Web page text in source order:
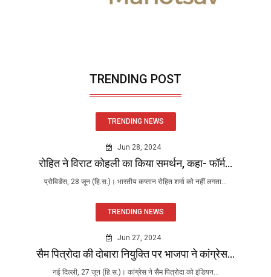
TRENDING POST
TRENDING NEWS
Jun 28, 2024
रोहित ने विराट कोहली का किया समर्थन, कहा- फॉर्म...
प्रोविडेंस, 28 जून (हि.स.)। भारतीय कप्तान रोहित शर्मा को नहीं लगता...
TRENDING NEWS
Jun 27, 2024
सैम पित्रोदा की दोबारा नियुक्ति पर भाजपा ने कांग्रेस...
नई दिल्ली, 27 जून (हि.स.)। कांग्रेस ने सैम पित्रोदा को इंडियन...